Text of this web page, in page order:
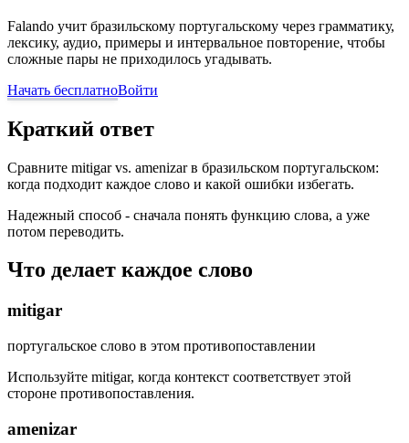
Falando учит бразильскому португальскому через грамматику,
лексику, аудио, примеры и интервальное повторение, чтобы
сложные пары не приходилось угадывать.
Начать бесплатноВойти
Краткий ответ
Сравните mitigar vs. amenizar в бразильском португальском:
когда подходит каждое слово и какой ошибки избегать.
Надежный способ - сначала понять функцию слова, а уже
потом переводить.
Что делает каждое слово
mitigar
португальское слово в этом противопоставлении
Используйте mitigar, когда контекст соответствует этой
стороне противопоставления.
amenizar